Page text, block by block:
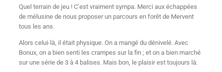
Quel terrain de jeu ! C’est vraiment sympa. Merci aux échappées
de mélusine de nous proposer un parcours en forêt de Mervent
tous les ans.
Alors celui-là, il était physique. On a mangé du dénivelé. Avec
Bonux, on a bien senti les crampes sur la fin ; et on a bien marché
sur une série de 3 à 4 balises. Mais bon, le plaisir est toujours là.